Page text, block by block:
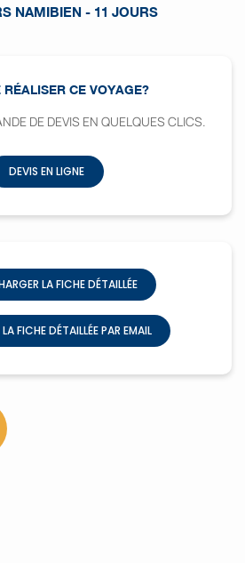
NAMIBIEN - 11 JOURS
RÉALISER CE VOYAGE?
DE DEVIS EN QUELQUES CLICS.
DEVIS EN LIGNE
LA FICHE DÉTAILLÉE
FICHE DÉTAILLÉE PAR EMAIL